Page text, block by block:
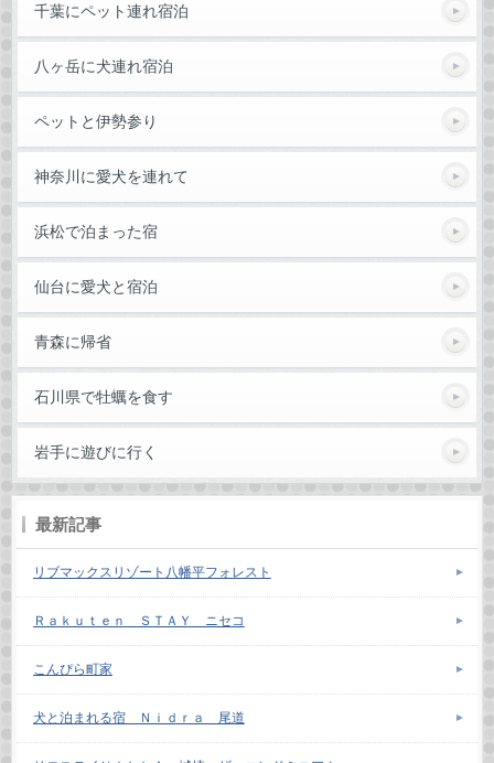
千葉にペット連れ宿泊
八ヶ岳に犬連れ宿泊
ペットと伊勢参り
神奈川に愛犬を連れて
浜松で泊まった宿
仙台に愛犬と宿泊
青森に帰省
石川県で牡蠣を食す
岩手に遊びに行く
最新記事
リブマックスリゾート八幡平フォレスト
Ｒａｋｕｔｅｎ ＳＴＡＹ ニセコ
こんぴら町家
犬と泊まれる宿 Ｎｉｄｒａ 尾道